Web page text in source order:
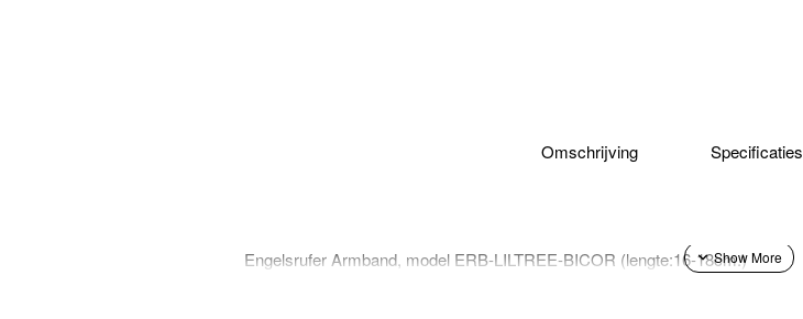
Omschrijving Specificaties
Engelsrufer Armband, model ERB-LILTREE-BICOR (lengte:16-18cm.)